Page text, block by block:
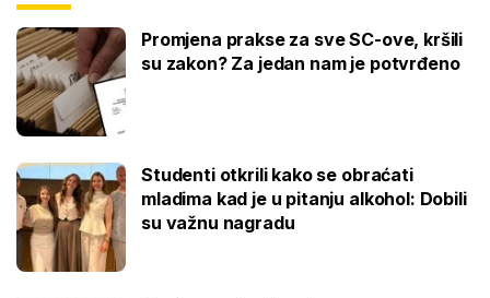
Promjena prakse za sve SC-ove, kršili
su zakon? Za jedan nam je potvrđeno
Studenti otkrili kako se obraćati
mladima kad je u pitanju alkohol: Dobili
su važnu nagradu